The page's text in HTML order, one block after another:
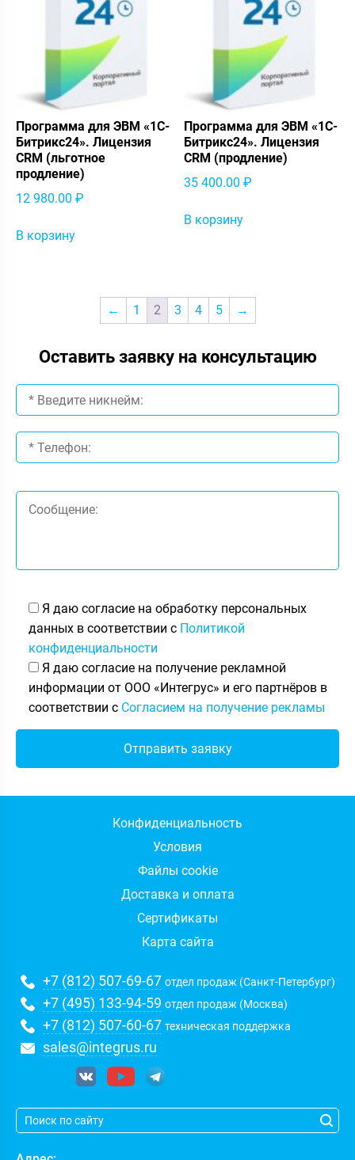
Программа для ЭВМ «1С-
Битрикс24». Лицензия
CRM (льготное
продление)
12 980.00 ₽
В корзину
Программа для ЭВМ «1С-
Битрикс24». Лицензия
CRM (продление)
35 400.00₽
В корзину
← 1 2 3 4 5 →
Оставить заявку на консультацию
Я даю согласие на обработку персональных
данных в соответствии с Политикой
конфиденциальности
Я даю согласие на получение рекламной
информации от ООО «Интегрус» и его партнёров в
соответствии с Согласием на получение рекламы
Конфиденциальность
Условия
Файлы cookie
Доставка и оплата
Сертификаты
Карта сайта
+7 (812) 507-69-67 отдел продаж (Санкт-Петербург)
+7 (495) 133-94-59 отдел продаж (Москва)
+7 (812) 507-60-67 техническая поддержка
sales@integrus.ru